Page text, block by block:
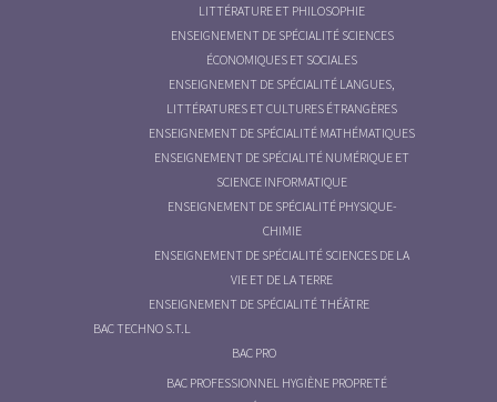
LITTÉRATURE ET PHILOSOPHIE
ENSEIGNEMENT DE SPÉCIALITÉ SCIENCES
ÉCONOMIQUES ET SOCIALES
ENSEIGNEMENT DE SPÉCIALITÉ LANGUES,
LITTÉRATURES ET CULTURES ÉTRANGÈRES
ENSEIGNEMENT DE SPÉCIALITÉ MATHÉMATIQUES
ENSEIGNEMENT DE SPÉCIALITÉ NUMÉRIQUE ET
SCIENCE INFORMATIQUE
ENSEIGNEMENT DE SPÉCIALITÉ PHYSIQUE-
CHIMIE
ENSEIGNEMENT DE SPÉCIALITÉ SCIENCES DE LA
VIE ET DE LA TERRE
ENSEIGNEMENT DE SPÉCIALITÉ THÉÂTRE
BAC TECHNO S.T.L
BAC PRO
BAC PROFESSIONNEL HYGIÈNE PROPRETÉ